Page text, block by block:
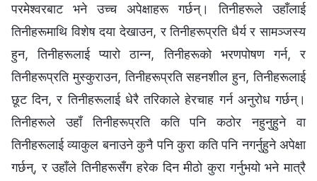
परमेश्‍वरबाट भने उच्‍च अपेक्षाहरू गर्छन्। तिनीहरूले उहाँलाई
तिनीहरूमाथि विशेष दया देखाउन, र तिनीहरूप्रति धैर्य र सामञ्‍जस्य
हुन, तिनीहरूलाई प्यारो ठान्‍न, तिनीहरूको भरणपोषण गर्न, र
तिनीहरूप्रति मुस्कुराउन, तिनीहरूप्रति सहनशील हुन, तिनीहरूलाई
छूट दिन, र तिनीहरूलाई धेरै तरिकाले हेरचाह गर्न अनुरोध गर्छन्।
तिनीहरूले उहाँ तिनीहरूप्रति कति पनि कठोर नहुनुहुने वा
तिनीहरूलाई व्याकुल बनाउने कुनै पनि कुरा कति पनि नगर्नुहुने अपेक्षा
गर्छन्, र उहाँले तिनीहरूसँग हरेक दिन मीठो कुरा गर्नुभयो भने मात्रै